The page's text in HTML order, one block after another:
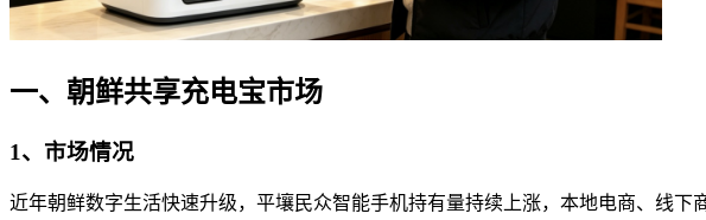
一、朝鲜共享充电宝市场
1、市场情况
近年朝鲜数字生活快速升级，平壤民众智能手机持有量持续上涨，本地电商、线